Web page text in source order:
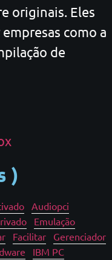
originais. Eles
como a
de
)
Audiopci
Emulação
Facilitar
Gerenciador
IBM PC